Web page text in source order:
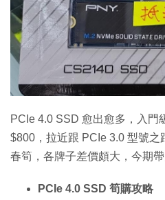
Enterprise Digital
特集
PCIe 4.0 SSD 愈出愈多，入門
$800，拉近跟 PCIe 3.0 型號之
春筍，各牌子差價頗大，今期帶
PCIe 4.0 SSD 筍購攻略